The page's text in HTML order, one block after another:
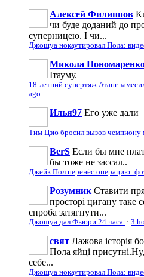
Алексей Филиппов
чи буде доданий до
суперницею. І чи...
Джошуа нокаутировал Пола:
Микола
Ітауму.
18-летний супертяж Атанг
ago
Илья97 Его уже дали
Тим Цзю бросил вызов чемпиону
BerS Если бы мне
бы тоже не зассал..
Джейк Пол перенёс операцию:
Розумник Ставити
просторі цигану таке
спроба затягнути...
Джошуа дал Фьюри 24 часа · 3
свят Лажова історія
Пола яйці
себе...
Джошуа нокаутировал Пола: